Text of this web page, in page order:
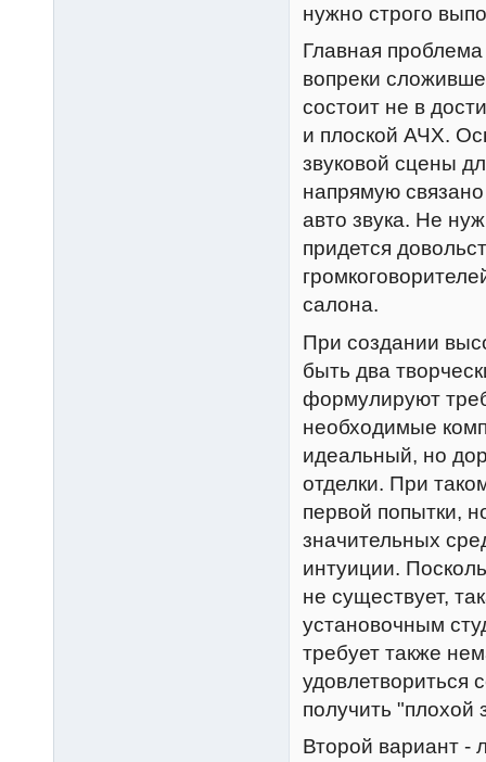
нужно строго
Главная
вопреки
состоит не в
и плоской АЧХ.
звуковой сцены
напрямую
авто звука. Не
придется
салона.
При создании
быть два
формулируют
необходимые
идеальный, но
отделки. При
первой попытки,
значительных
интуиции.
не существует,
установочным
требует также
удовлетвориться
получить "плохой
Второй вариант -